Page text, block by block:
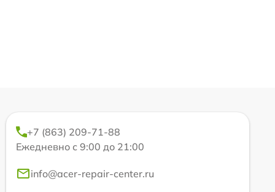
+7 (863) 209-71-88
Ежедневно с 9:00 до 21:00
info@acer-repair-center.ru